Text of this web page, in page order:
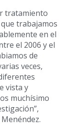
tratamiento
trabajamos
en el
el 2006 y el
de
veces,
vista y
muchísimo